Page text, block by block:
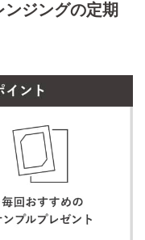
ジングの定期